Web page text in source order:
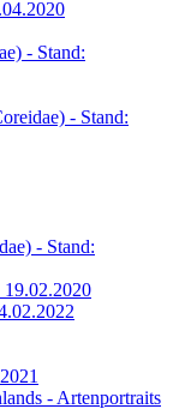
- Stand:
- Stand:
- Stand:
19.02.2020
- Artenportraits